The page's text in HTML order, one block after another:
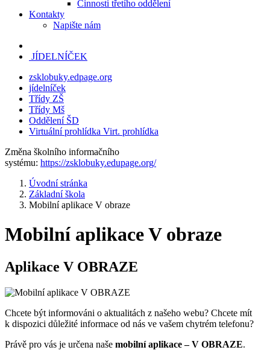
Činnosti třetího oddělení
Kontakty
Napište nám
JÍDELNÍČEK
zsklobuky.edpage.org
jídelníček
Třídy ZŠ
Třídy Mš
Oddělení ŠD
Virtuální prohlídka Virt. prohlídka
Změna školního informačního
systému: https://zsklobuky.edupage.org/
Úvodní stránka
Základní škola
Mobilní aplikace V obraze
Mobilní aplikace V obraze
Aplikace V OBRAZE
Chcete být informováni o aktualitách z našeho webu? Chcete mít
k dispozici důležité informace od nás ve vašem chytrém telefonu?
Právě pro vás je určena naše mobilní aplikace – V OBRAZE.